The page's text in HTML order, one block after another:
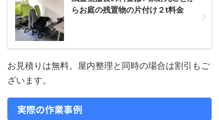
らお庭の残置物の片付け２t料金
お見積りは無料。屋内整理と同時の場合は割引もご
ざいます。
実際の作業事例